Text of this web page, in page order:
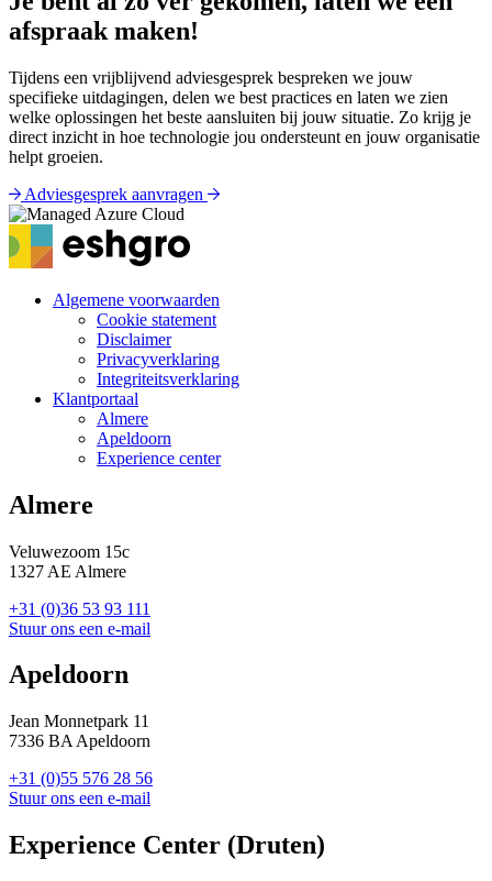
afspraak maken!
Tijdens een vrijblijvend adviesgesprek bespreken we jouw
specifieke uitdagingen, delen we best practices en laten we zien
welke oplossingen het beste aansluiten bij jouw situatie. Zo krijg je
direct inzicht in hoe technologie jou ondersteunt en jouw organisatie
helpt groeien.
Adviesgesprek aanvragen
Algemene voorwaarden
Cookie statement
Disclaimer
Privacyverklaring
Integriteitsverklaring
Klantportaal
Almere
Apeldoorn
Experience center
Almere
Veluwezoom 15c
1327 AE Almere
+31 (0)36 53 93 111
Stuur ons een e-mail
Apeldoorn
Jean Monnetpark 11
7336 BA Apeldoorn
+31 (0)55 576 28 56
Stuur ons een e-mail
Experience Center (Druten)